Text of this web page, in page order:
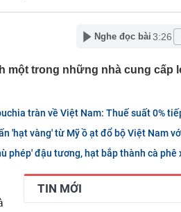
12,5 kg vàng trị giá gần 311 tỷ đồng ngay
chứa bất ngờ lớn: Nhược điểm chính sẽ
danh nổi tiếng sau một đêm
tuyên bố sẽ xây 10.000 trạm đổi pin ô tô
vụ 1 triệu xe mỗi ngày chỉ với 3 phút
1997 bỗng gây sốt MXH vì nữ sinh được
đời cô gái này giờ đã là Tiến sĩ, giảng viên
thu giữ đặc biệt lớn
tốc, Nga không đứng yên: Cuộc đua ai
mặt trận khác
Nghe đọc bài 3:26
một trong những nhà cung cấp
tràn về Việt Nam: Thuế suất 0%
'hạt vàng' từ Mỹ ồ ạt đổ bộ Việt Nam
phép' đậu tương, hạt bắp thành cà phê
TIN MỚI